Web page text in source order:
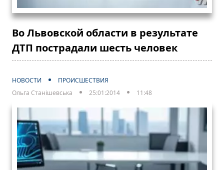
Во Львовской области в результате
ДТП пострадали шесть человек
НОВОСТИ
ПРОИСШЕСТВИЯ
Ольга Станішевська
25:01:2014 11:48